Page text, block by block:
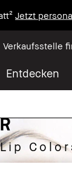
Jetzt
Entdecken
Verkaufsstelle